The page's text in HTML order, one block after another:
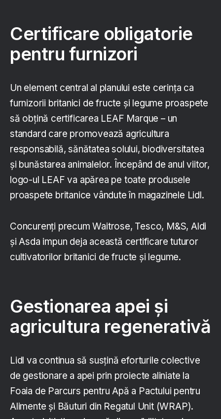
Certificare obligatorie
pentru furnizori
Un element central al planului este cerința ca
furnizorii britanici de fructe și legume proaspete
să obțină certificarea LEAF Marque – un
standard care promovează agricultura
responsabilă, sănătatea solului, biodiversitatea
și bunăstarea animalelor. Începând de anul viitor,
logo-ul LEAF va apărea pe toate produsele
proaspete britanice vândute în magazinele Lidl.
Concurenți precum Waitrose, Tesco, M&S, Aldi
și Asda impun deja această certificare tuturor
cultivatorilor britanici de fructe și legume.
Gestionarea apei și
agricultura regenerativă
Lidl va continua să susțină eforturile colective
de gestionare a apei prin proiecte aliniate la
Foaia de Parcurs pentru Apă a Pactului pentru
Alimente și Băuturi din Regatul Unit (WRAP).